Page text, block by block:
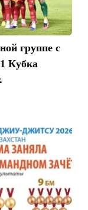
группе с
Кубка